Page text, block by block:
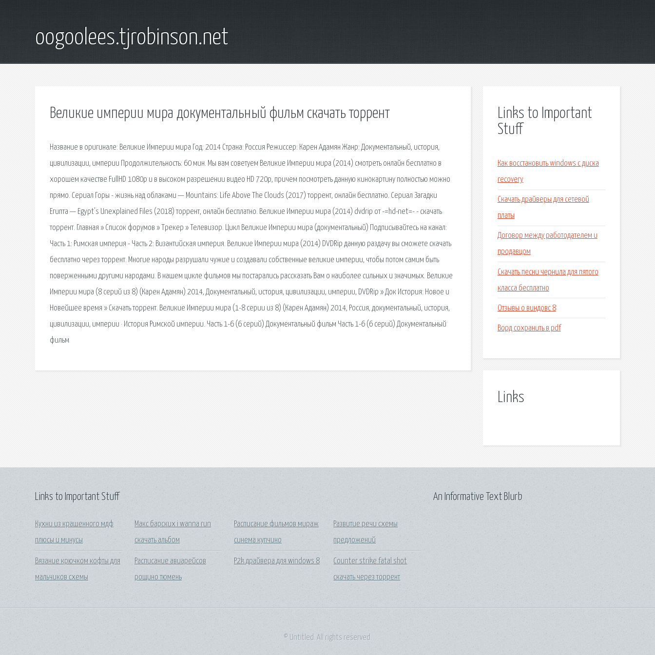
oogoolees.tjrobinson.net
Великие империи мира документальный фильм скачать торрент
Название в оригинале: Великие Империи мира Год: 2014 Страна: Россия Режиссер: Карен Адамян Жанр: Документальный, история,
цивилизации, империи Продолжительность: 60 мин. Мы вам советуем Великие Империи мира (2014) смотреть онлайн бесплатно в
хорошем качестве FullHD 1080p и в высоком разрешении видео HD 720p, причем посмотреть данную кинокартину полностью можно
прямо. Сериал Горы - жизнь над облаками — Mountains: Life Above The Clouds (2017) торрент, онлайн бесплатно. Сериал Загадки
Египта — Egypt’s Unexplained Files (2018) торрент, онлайн бесплатно. Великие Империи мира (2014) dvdrip от -=hd-net=- - скачать
торрент. Главная » Список форумов » Трекер » Телевизор. Цикл Великие Империи мира (документальный) Подписывайтесь на канал:
Часть 1: Римская империя - Часть 2: Византийская империя. Великие Империи мира (2014) DVDRip данную раздачу вы сможете скачать
бесплатно через торрент. Многие народы разрушали чужие и создавали собственные великие империи, чтобы потом самим быть
поверженными другими народами. В нашем цикле фильмов мы постарались рассказать Вам о наиболее сильных и значимых. Великие
Империи мира (8 серий из 8) (Карен Адамян) 2014, Документальный, история, цивилизации, империи, DVDRip » Док История: Новое и
Новейшее время » Скачать торрент. Великие Империи мира (1-8 серии из 8) (Карен Адамян) 2014, Россия, документальный, история,
цивилизации, империи · История Римской империи. Часть 1-6 (6 серий) Документальный фильм Часть 1-6 (6 серий) Документальный
фильм
Links to Important
Stuff
Как восстановить windows с диска
recovery
Скачать драйверы для сетевой
платы
Договор между работодателем и
продавцом
Скачать песни чернила для пятого
класса бесплатно
Отзывы о виндовс 8
Ворд сохранить в pdf
Links
Links to Important Stuff
Кухни из крашенного мдф
плюсы и минусы
Вязание крючком кофты для
мальчиков схемы
Макс барских i wanna run
скачать альбом
Расписание авиарейсов
рощино тюмень
Расписание фильмов мираж
синема купчино
P2k драйвера для windows 8
Развитие речи схемы
предложений
Counter strike fatal shot
скачать через торрент
An Informative Text Blurb
© Untitled. All rights reserved.